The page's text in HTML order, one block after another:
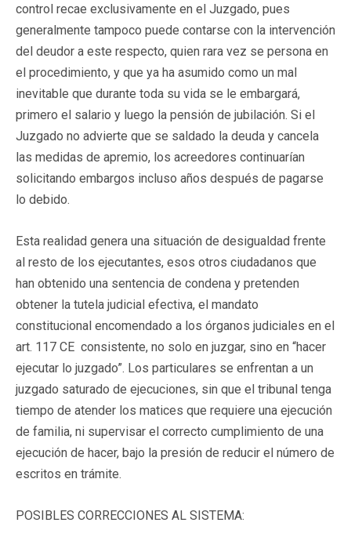
control recae exclusivamente en el Juzgado, pues
generalmente tampoco puede contarse con la intervención
del deudor a este respecto, quien rara vez se persona en
el procedimiento, y que ya ha asumido como un mal
inevitable que durante toda su vida se le embargará,
primero el salario y luego la pensión de jubilación. Si el
Juzgado no advierte que se saldado la deuda y cancela
las medidas de apremio, los acreedores continuarían
solicitando embargos incluso años después de pagarse
lo debido.
Esta realidad genera una situación de desigualdad frente
al resto de los ejecutantes, esos otros ciudadanos que
han obtenido una sentencia de condena y pretenden
obtener la tutela judicial efectiva, el mandato
constitucional encomendado a los órganos judiciales en el
art. 117 CE consistente, no solo en juzgar, sino en “hacer
ejecutar lo juzgado”. Los particulares se enfrentan a un
juzgado saturado de ejecuciones, sin que el tribunal tenga
tiempo de atender los matices que requiere una ejecución
de familia, ni supervisar el correcto cumplimiento de una
ejecución de hacer, bajo la presión de reducir el número de
escritos en trámite.
POSIBLES CORRECCIONES AL SISTEMA: